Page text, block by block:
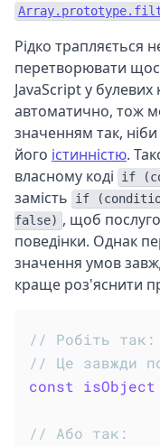
Рідко трапляється
перетворювати
JavaScript у
автоматично, тож
значенням так,
його істинністю.
власному коді
if
замість if
false) , щоб
поведінки. Однак
значення умов
краще роз'яснити
// Робіть так:
// Це завжди
const
isObject
// Або так: